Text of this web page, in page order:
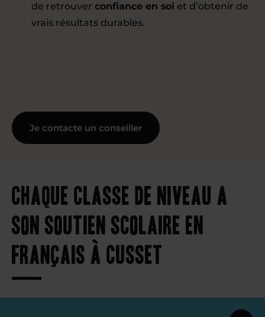
de retrouver confiance en soi et d’obtenir de
vrais résultats durables.
Je contacte un conseiller
Chaque classe de niveau a
son soutien scolaire en
français à Cusset